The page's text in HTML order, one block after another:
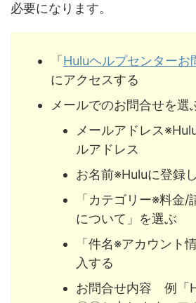
必要になります。
「 Huluヘルプセンターお
にアクセスする
メールでのお問合せを選
メールアドレス
ルアドレス
お名前※Huluに登録
「カテゴリー※料金/
について」を選ぶ
「件名※アカウント
入する
お問合せ内容 例「